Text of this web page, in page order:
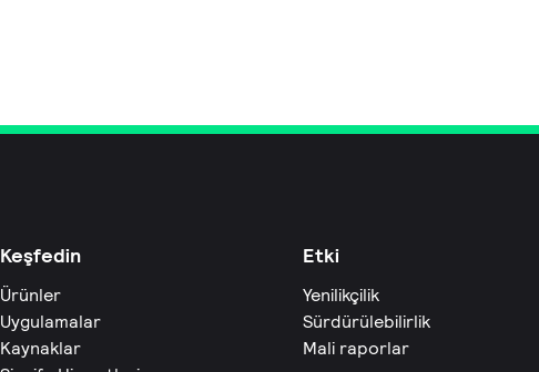
Keşfedin
Ürünler
Uygulamalar
Kaynaklar
Etki
Yenilikçilik
Sürdürülebilirlik
Mali raporlar